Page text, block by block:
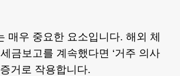
매우 중요한 요소입니다. 해외 체
금보고를 계속했다면 ‘거주 의사
거로 작용합니다.